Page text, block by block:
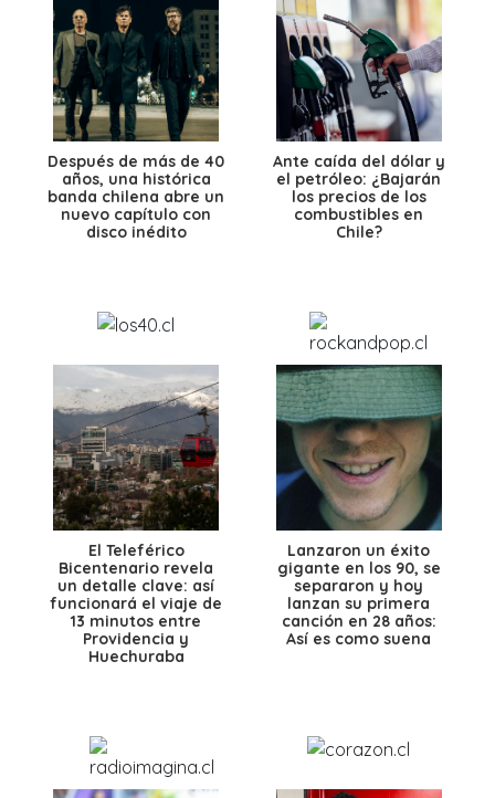
Después de más de 40
años, una histórica
banda chilena abre un
nuevo capítulo con
disco inédito
Ante caída del dólar y
el petróleo: ¿Bajarán
los precios de los
combustibles en
Chile?
El Teleférico
Bicentenario revela
un detalle clave: así
funcionará el viaje de
13 minutos entre
Providencia y
Huechuraba
Lanzaron un éxito
gigante en los 90, se
separaron y hoy
lanzan su primera
canción en 28 años:
Así es como suena